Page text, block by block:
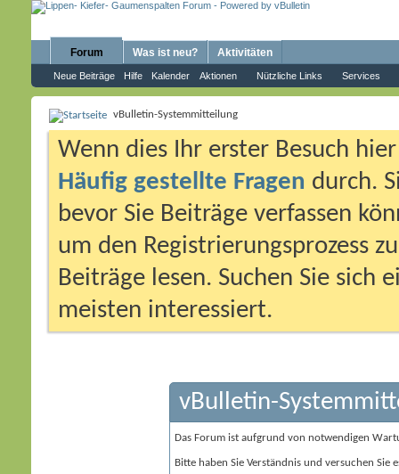
Forum
Neue Beiträge Hilfe Kalender Aktionen Nützliche Links Services
Was ist neu? Aktivitäten
vBulletin-Systemmitteilung
Wenn dies Ihr erster Besuch
Häufig gestellte Fragen durch.
bevor Sie Beiträge verfassen
um den Registrierungsprozess
Beiträge lesen. Suchen Sie sich
meisten interessiert.
vBulletin-
Das Forum ist aufgrund von notwendigen
Bitte haben Sie Verständnis und versuchen Sie